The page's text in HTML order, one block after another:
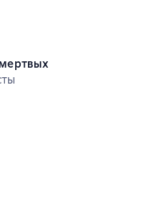
0 на основе 0 оценок